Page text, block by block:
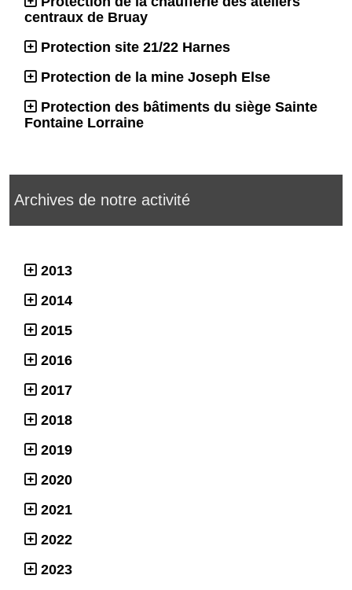
centraux de Bruay
Protection site 21/22 Harnes
Protection de la mine Joseph Else
Protection des bâtiments du siège Sainte
Fontaine Lorraine
Archives de notre activité
2013
2014
2015
2016
2017
2018
2019
2020
2021
2022
2023